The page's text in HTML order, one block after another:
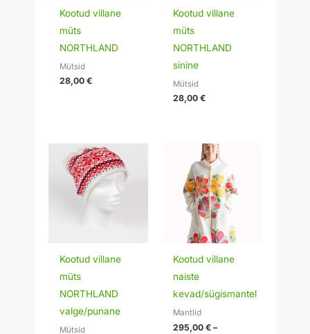
Kootud villane
müts
NORTHLAND
Mütsid
28,00€
Kootud villane
müts
NORTHLAND
sinine
Mütsid
28,00€
Kootud villane
müts
NORTHLAND
valge/punane
Mütsid
Kootud villane
naiste
kevad/sügismantel
Mantlid
295,00€ –
Hinnavahemik:
295,00 €
kuni
320,00 €